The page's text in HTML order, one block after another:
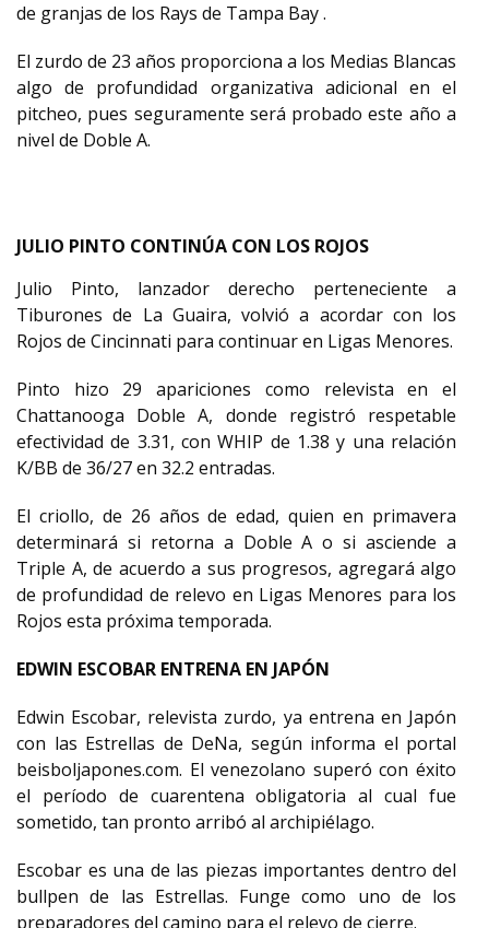
de granjas de los Rays de Tampa Bay .
El zurdo de 23 años proporciona a los Medias Blancas
algo de profundidad organizativa adicional en el
pitcheo, pues seguramente será probado este año a
nivel de Doble A.
JULIO PINTO CONTINÚA CON LOS ROJOS
Julio Pinto, lanzador derecho perteneciente a
Tiburones de La Guaira, volvió a acordar con los
Rojos de Cincinnati para continuar en Ligas Menores.
Pinto hizo 29 apariciones como relevista en el
Chattanooga Doble A, donde registró respetable
efectividad de 3.31, con WHIP de 1.38 y una relación
K/BB de 36/27 en 32.2 entradas.
El criollo, de 26 años de edad, quien en primavera
determinará si retorna a Doble A o si asciende a
Triple A, de acuerdo a sus progresos, agregará algo
de profundidad de relevo en Ligas Menores para los
Rojos esta próxima temporada.
EDWIN ESCOBAR ENTRENA EN JAPÓN
Edwin Escobar, relevista zurdo, ya entrena en Japón
con las Estrellas de DeNa, según informa el portal
beisboljapones.com. El venezolano superó con éxito
el período de cuarentena obligatoria al cual fue
sometido, tan pronto arribó al archipiélago.
Escobar es una de las piezas importantes dentro del
bullpen de las Estrellas. Funge como uno de los
preparadores del camino para el relevo de cierre.